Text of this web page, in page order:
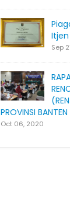
Sep
PROVINSI
Oct 06, 2020